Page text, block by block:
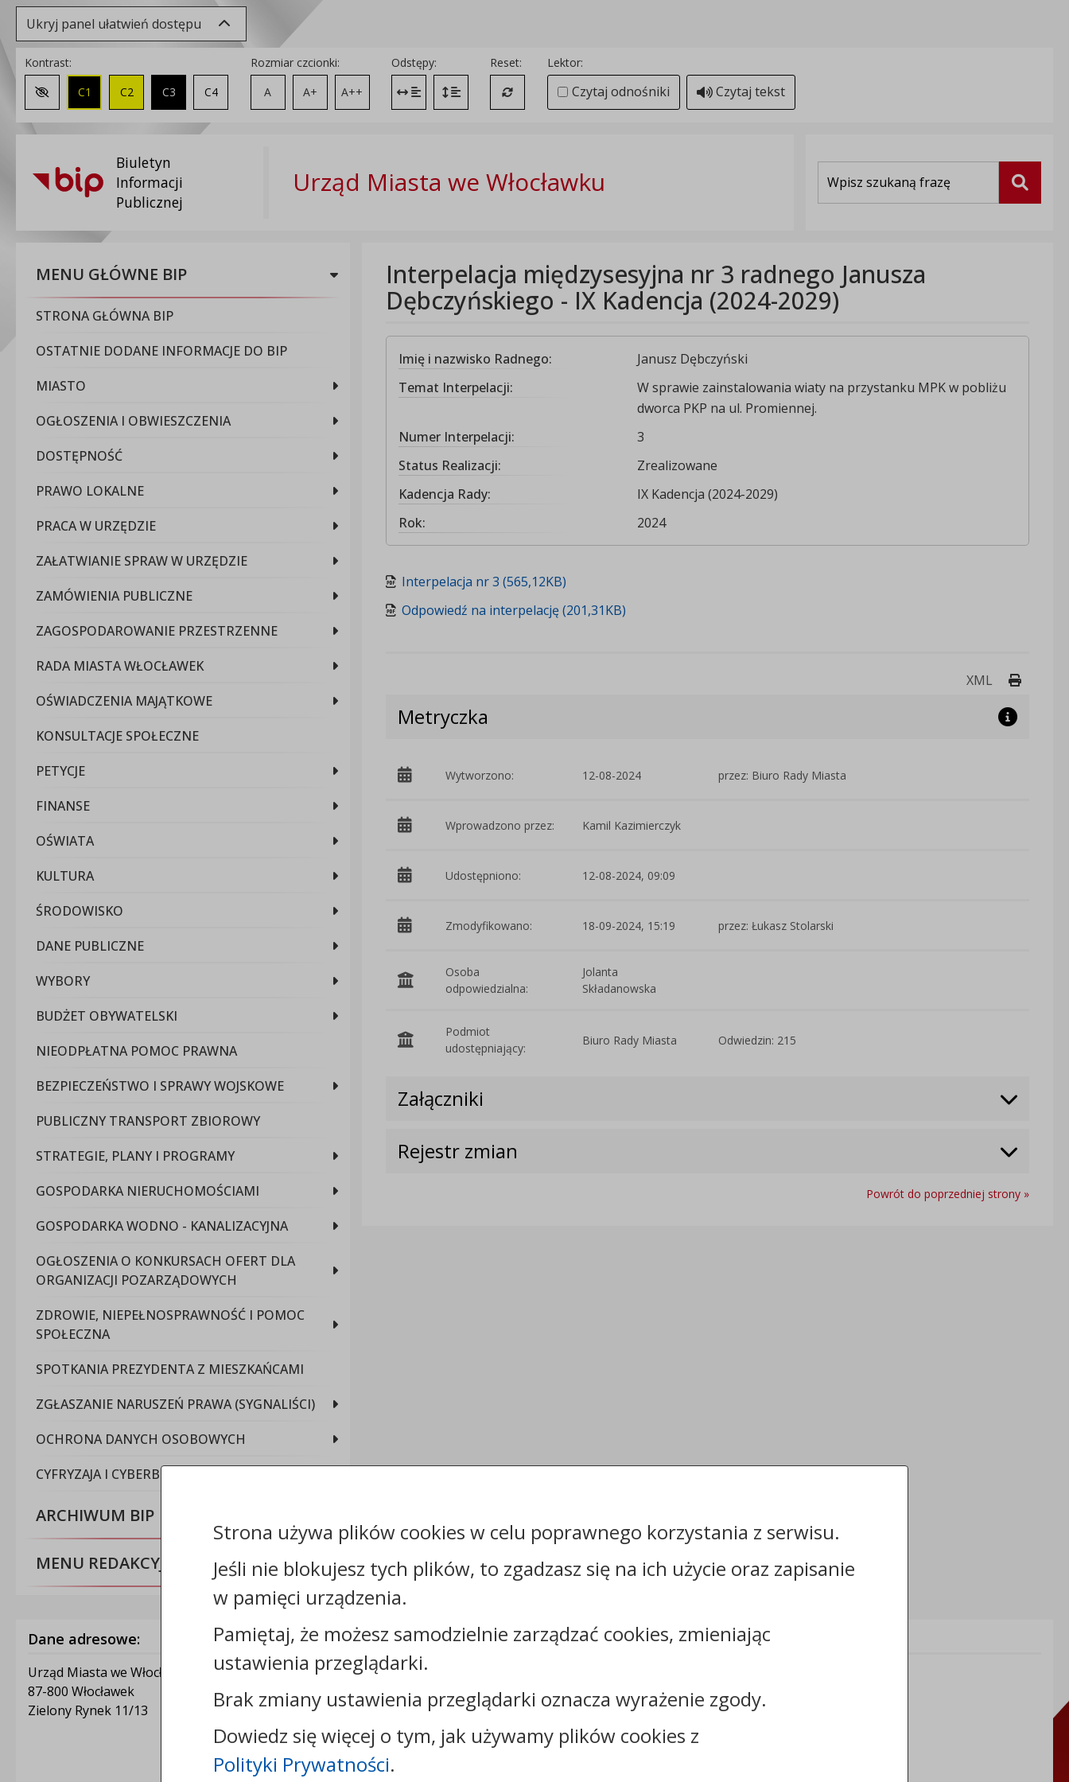
Ukryj panel ułatwień dostępu
Kontrast:
Zmień kontrast na domyślny
C1 C2 C3 C4
Rozmiar czcionki:
A
A+ A++
Odstępy:
Zmień odstęp między literami
Zmień interlinię i margines między paragrafami
Reset:
Przywróć ustawienia domyślne
Lektor:
Czytaj odnośniki Czytaj tekst
Biuletyn
Informacji
Publicznej
Urząd Miasta we Włocławku Szukaj
MENU GŁÓWNE BIP
STRONA GŁÓWNA BIP
OSTATNIE DODANE INFORMACJE DO BIP
MIASTO
OGŁOSZENIA I OBWIESZCZENIA
DOSTĘPNOŚĆ
PRAWO LOKALNE
PRACA W URZĘDZIE
ZAŁATWIANIE SPRAW W URZĘDZIE
ZAMÓWIENIA PUBLICZNE
ZAGOSPODAROWANIE PRZESTRZENNE
RADA MIASTA WŁOCŁAWEK
OŚWIADCZENIA MAJĄTKOWE
KONSULTACJE SPOŁECZNE
PETYCJE
FINANSE
OŚWIATA
KULTURA
ŚRODOWISKO
DANE PUBLICZNE
WYBORY
BUDŻET OBYWATELSKI
NIEODPŁATNA POMOC PRAWNA
BEZPIECZEŃSTWO I SPRAWY WOJSKOWE
PUBLICZNY TRANSPORT ZBIOROWY
STRATEGIE, PLANY I PROGRAMY
GOSPODARKA NIERUCHOMOŚCIAMI
GOSPODARKA WODNO - KANALIZACYJNA
OGŁOSZENIA O KONKURSACH OFERT DLA
ORGANIZACJI POZARZĄDOWYCH
ZDROWIE, NIEPEŁNOSPRAWNOŚĆ I POMOC
SPOŁECZNA
SPOTKANIA PREZYDENTA Z MIESZKAŃCAMI
ZGŁASZANIE NARUSZEŃ PRAWA (SYGNALIŚCI)
OCHRONA DANYCH OSOBOWYCH
CYFRYZAJA I CYBERBEZPIECZEŃSTWO
ARCHIWUM BIP
MENU REDAKCYJNE
Interpelacja międzysesyjna nr 3 radnego Janusza
Dębczyńskiego - IX Kadencja (2024-2029)
Imię i nazwisko Radnego:
Janusz Dębczyński
Temat Interpelacji:
W sprawie zainstalowania wiaty na przystanku MPK w pobliżu
dworca PKP na ul. Promiennej.
Numer Interpelacji:
3
Status Realizacji:
Zrealizowane
Kadencja Rady:
IX Kadencja (2024-2029)
Rok:
2024
Interpelacja nr 3 (565,12KB)
Odpowiedź na interpelację (201,31KB)
XML Drukuj
Metryczka
Wytworzono: 12-08-2024 przez: Biuro Rady Miasta
Wprowadzono przez: Kamil Kazimierczyk
Udostępniono: 12-08-2024, 09:09
Zmodyfikowano: 18-09-2024, 15:19 przez: Łukasz Stolarski
Osoba
odpowiedzialna:
Jolanta
Składanowska
Podmiot
udostępniający:
Biuro Rady Miasta Odwiedzin: 215
Załączniki
Rejestr zmian
Powrót do poprzedniej strony »
Dane adresowe:
Urząd Miasta we Włocławku
87-800 Włocławek
Zielony Rynek 11/13
Kontakt:
tel.:+48544144000
faks: +48544144444
e-mail:poczta@um.wloclawek.pl
skrytka ePUAP: /umwloclawek/SkrytkaESP lub
/umwloclawek/skrytka
strona www:
Informacje dodatkowe:
REGON: 910866910
TERYT: 0464011
Strona używa plików cookies w celu poprawnego korzystania z serwisu.
Jeśli nie blokujesz tych plików, to zgadzasz się na ich użycie oraz zapisanie
w pamięci urządzenia.
Pamiętaj, że możesz samodzielnie zarządzać cookies, zmieniając
ustawienia przeglądarki.
Brak zmiany ustawienia przeglądarki oznacza wyrażenie zgody.
Dowiedz się więcej o tym, jak używamy plików cookies z
Polityki Prywatności.